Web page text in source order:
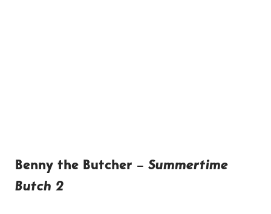
Benny the Butcher – Summertime
Butch 2